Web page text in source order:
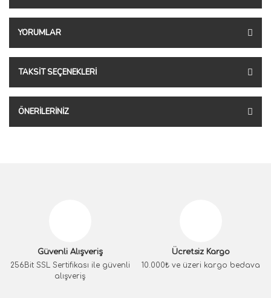
YORUMLAR
TAKSIT SEÇENEKLERI
ÖNERILERINIZ
Güvenli Alışveriş
256Bit SSL Sertifikası ile güvenli
alışveriş
Ücretsiz Kargo
10.000₺ ve üzeri kargo bedava